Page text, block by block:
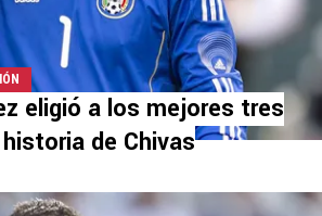
eligió a los mejores tres
de Chivas